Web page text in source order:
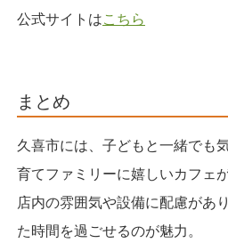
公式サイトはこちら
まとめ
久喜市には、子どもと一緒でも
育てファミリーに嬉しいカフェ
店内の雰囲気や設備に配慮があ
た時間を過ごせるのが魅力。